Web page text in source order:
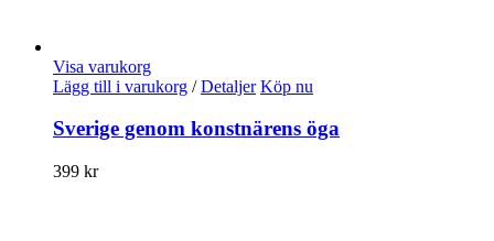
Visa varukorg
Lägg till i varukorg / Detaljer Köp nu
Sverige genom konstnärens öga
399 kr